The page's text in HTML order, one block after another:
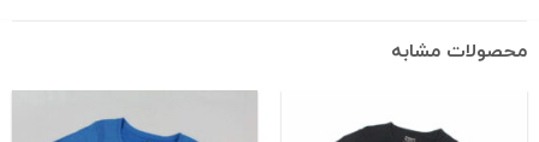
مشابه